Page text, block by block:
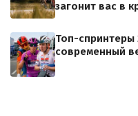
загонит вас в
Топ-спринтеры
современный